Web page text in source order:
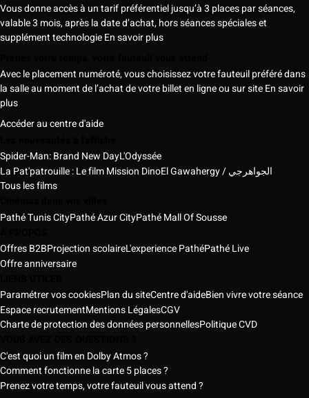
Vous donne accès à un tarif préférentiel jusqu’à 3 places par séances,
valable 3 mois, après la date d’achat, hors séances spéciales et
supplément technologieEn savoir plus
Avec le placement numéroté, vous choisissez votre fauteuil préféré dans
la salle au moment de l’achat de votre billet en ligne ou sur siteEn savoir
plus
Accéder au centre d'aide
Spider-Man: Brand New DayL'Odyssée
La Pat'patrouille : Le film Mission Dino
El Gawahergy / الجواهرجي
Tous les films
Pathé Tunis CityPathé Azur CityPathé Mall Of Sousse
Offres B2BProjection scolaireL'experience PathéPathé Live
Offre anniversaire
Paramétrer vos cookiesPlan du siteCentre d'aideBien vivre votre séance
Espace recrutementMentions LégalesCGV
Charte de protection des données personnellesPolitique CVD
C'est quoi un film en Dolby Atmos ?
Comment fonctionne la carte 5 places ?
Prenez votre temps, votre fauteuil vous attend ?